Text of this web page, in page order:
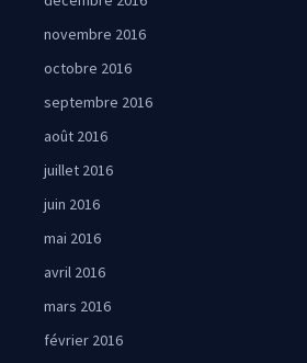
novembre 2016
octobre 2016
septembre 2016
août 2016
juillet 2016
juin 2016
mai 2016
avril 2016
mars 2016
février 2016